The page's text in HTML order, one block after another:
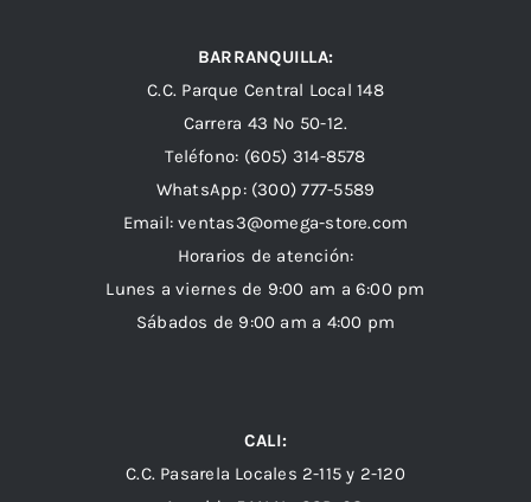
BARRANQUILLA:
C.C. Parque Central Local 148
Carrera 43 Nº 50-12.
Teléfono: (605) 314-8578
WhatsApp: (300) 777-5589
Email: ventas3@omega-store.com
Horarios de atención:
Lunes a viernes de 9:00 am a 6:00 pm
Sábados de 9:00 am a 4:00 pm
CALI:
C.C. Pasarela Locales 2-115 y 2-120